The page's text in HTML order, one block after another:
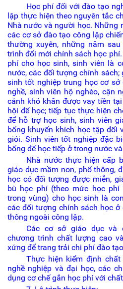
Học phí đối với đào tạo
lập thực hiện theo nguyên tắc
Nhà nước và người học. Những
các cơ sở đào tạo công lập
thường xuyên, những năm
trình đổi mới chính sách học
phí cho học sinh, sinh viên là
nước, các đối tượng chính
sinh tốt nghiệp trung học cơ
nghề, sinh viên hộ nghèo, cận
cảnh khó khăn được vay tiền
hội để học; tiếp tục thực hiện
để hỗ trợ học sinh, sinh viên
bổng khuyến khích học tập đối
giỏi. Sinh viên tốt nghiệp đặc
bổng để học tiếp ở trong nước
Nhà nước thực hiện cấp
giáo dục mầm non, phổ thông,
học có đối tượng được miễn,
bù học phí (theo mức học
trong vùng) cho học sinh là
các đối tượng chính sách học
thông ngoài công lập.
Các cơ sở giáo dục và
chương trình chất lượng cao
xứng để trang trải chi phí đào
Thực hiện kiểm định
nghề nghiệp và đại học, các
dụng cơ chế gắn học phí với